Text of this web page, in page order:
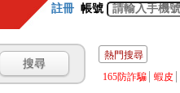
註冊 帳號
熱門搜尋
165防詐騙
蝦皮